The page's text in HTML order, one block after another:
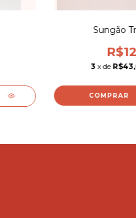
Sungão
3 x de
COMPRAR